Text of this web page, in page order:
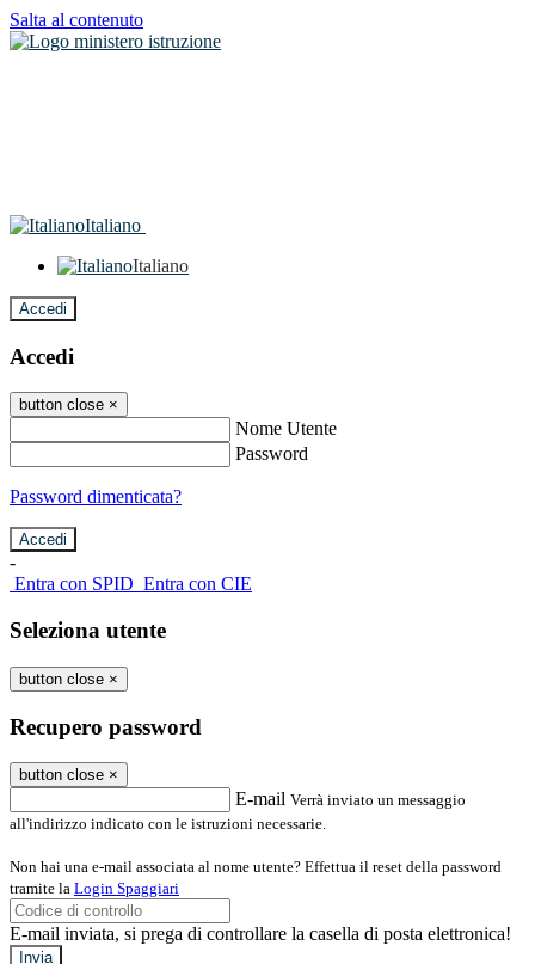
Salta al contenuto
Italiano
Italiano
Accedi
Accedi
button close ×
Nome Utente
Password
Password dimenticata?
-
Entra con SPID Entra con CIE
Seleziona utente
button close ×
Recupero password
button close ×
E-mail Verrà inviato un messaggio
all'indirizzo indicato con le istruzioni necessarie.
Non hai una e-mail associata al nome utente? Effettua il reset della password
tramite la Login Spaggiari
E-mail inviata, si prega di controllare la casella di posta elettronica!